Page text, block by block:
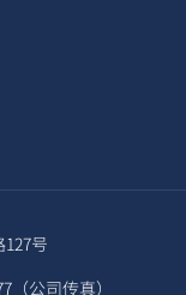
号
（公司传真）